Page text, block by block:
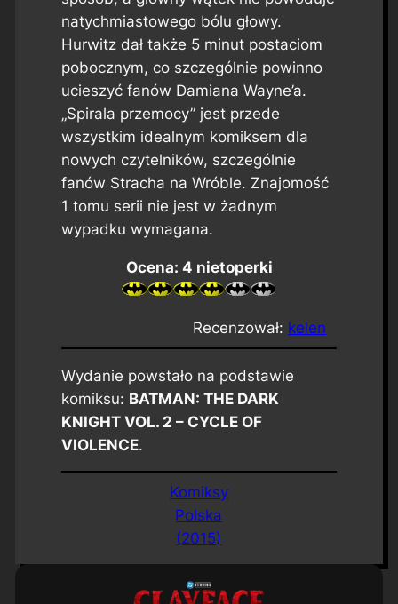
natychmiastowego bólu głowy.
Hurwitz dał także 5 minut postaciom
pobocznym, co szczególnie powinno
ucieszyć fanów Damiana Wayne’a.
„Spirala przemocy” jest przede
wszystkim idealnym komiksem dla
nowych czytelników, szczególnie
fanów Stracha na Wróble. Znajomość
1 tomu serii nie jest w żadnym
wypadku wymagana.
Ocena: 4 nietoperki
Recenzował: kelen
Wydanie powstało na podstawie
komiksu: BATMAN: THE DARK
KNIGHT VOL. 2 – CYCLE OF
VIOLENCE.
Komiksy
Polska
(2015)